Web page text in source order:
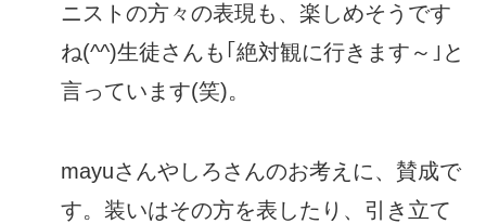
ニストの方々の表現も、楽しめそうです
ね(^^)生徒さんも｢絶対観に行きます～｣と
言っています(笑)。
mayuさんやしろさんのお考えに、賛成で
す。装いはその方を表したり、引き立て